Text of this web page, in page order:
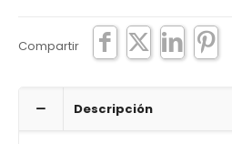
Compartir
Descripción